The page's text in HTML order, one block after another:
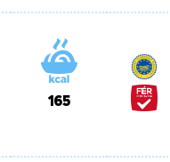
165